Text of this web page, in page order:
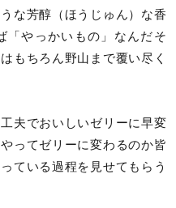
な芳醇（ほうじゅん）な香
「やっかいもの」なんだそ
もちろん野山まで覆い尽く
夫でおいしいゼリーに早変
ってゼリーに変わるのか皆
ている過程を見せてもらう